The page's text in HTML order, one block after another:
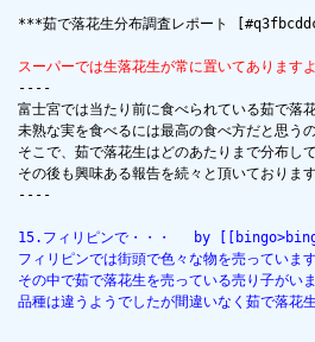
***茹で落花生分布調査レポート
スーパーでは生落花生が常に置いてあります
----
富士宮では当たり前に食べられている茹で落
未熟な実を食べるには最高の食べ方だと思う
そこで、茹で落花生はどのあたりまで分布し
その後も興味ある報告を続々と頂いておりま
  ----
15.フィリピンで・・・ 　by
フィリピンでは街頭で色々な物を売っていま
その中で茹で落花生を売っている売り子がい
品種は違うようでしたが間違いなく茹で落花